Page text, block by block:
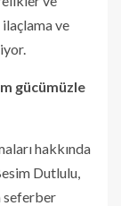
ve
gücümüzle
hakkında
Dutlulu,
seferber